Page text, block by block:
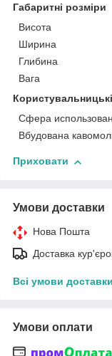
Габаритні розміри
Висота
Ширина
Глибина
Вага
Сфера
Вбудована
Приховати
Умови доставки
Нова Пошта
Доставка
Всі умови доставки
Умови оплати